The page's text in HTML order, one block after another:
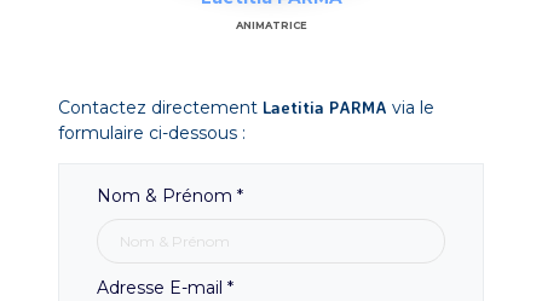
ANIMATRICE
Contactez directement Laetitia PARMA via le
formulaire ci-dessous :
Nom & Prénom *
Adresse E-mail *